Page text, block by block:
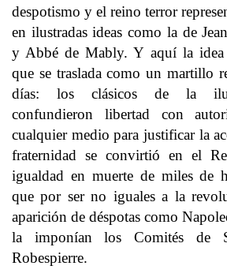
despotismo y el reino terror
en ilustradas ideas como la de
y Abbé de Mably. Y aquí la idea
que se traslada como un martillo
días: los clásicos de la
confundieron libertad con
cualquier medio para justificar la
fraternidad se convirtió en el
igualdad en muerte de miles de
que por ser no iguales a la
aparición de déspotas como
la imponían los Comités de
Robespierre.